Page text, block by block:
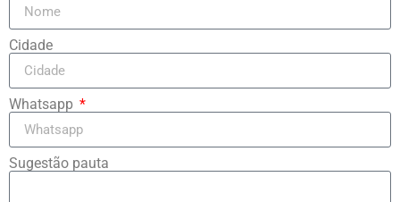
Cidade
Whatsapp
Sugestão pauta